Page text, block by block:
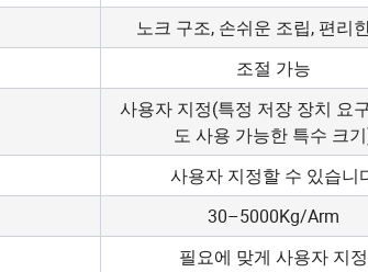
노크 구조, 손쉬운 조립, 편리
조절 가능
사용자 지정(특정 저장 장치 요
도 사용 가능한 특수 크
사용자 지정할 수 있습니
30–5000Kg/Arm
필요에 맞게 사용자 지정